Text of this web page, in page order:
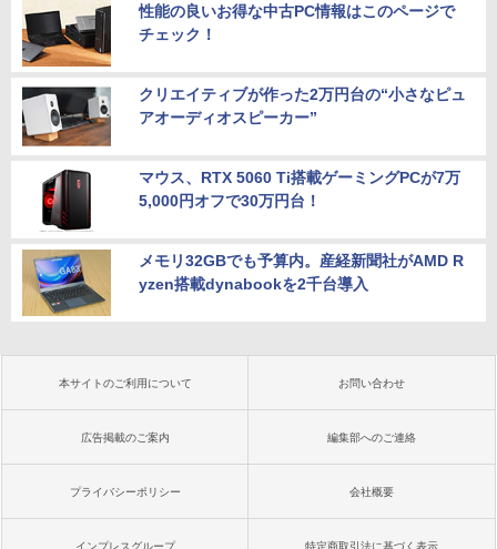
性能の良いお得な中古PC情報はこのページで
チェック！
クリエイティブが作った2万円台の“小さなピュ
アオーディオスピーカー”
マウス、RTX 5060 Ti搭載ゲーミングPCが7万
5,000円オフで30万円台！
メモリ32GBでも予算内。産経新聞社がAMD R
yzen搭載dynabookを2千台導入
本サイトのご利用について お問い合わせ
広告掲載のご案内 編集部へのご連絡
プライバシーポリシー 会社概要
インプレスグループ 特定商取引法に基づく表示